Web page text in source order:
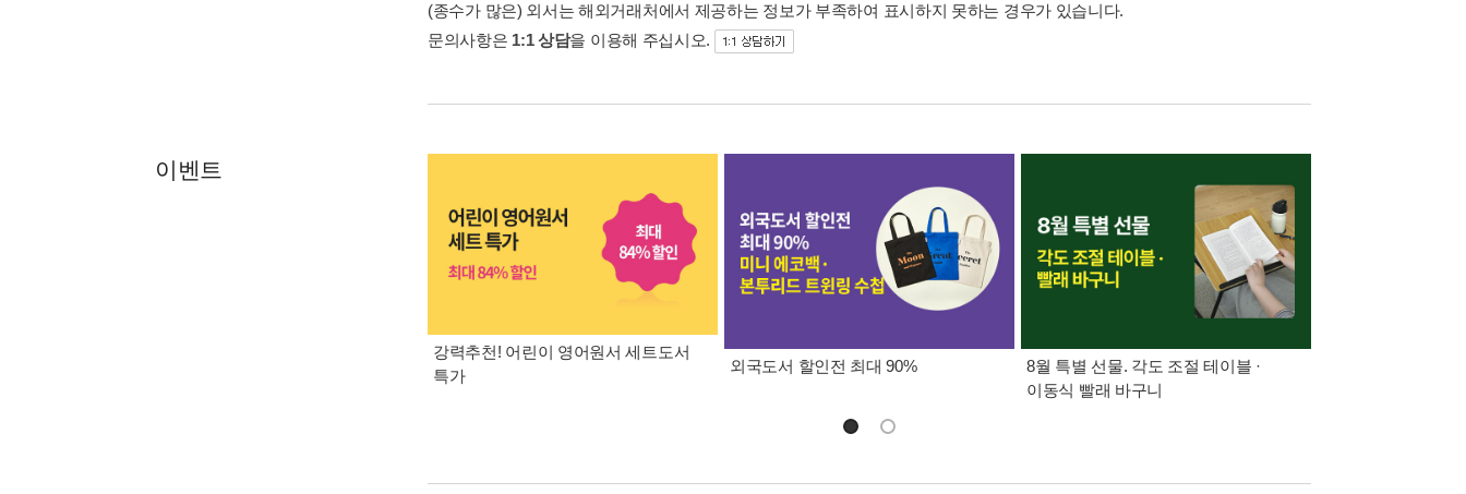
(종수가 많은) 외서는 해외거래처에서 제공하는 정보가 부족하여 표시하지 못하는 경우가 있습니다.
문의사항은 1:1 상담을 이용해 주십시오.
이벤트
강력추천! 어린이 영어원서 세트도서
특가
외국도서 할인전 최대 90%
8월 특별 선물. 각도 조절 테이블 ·
이동식 빨래 바구니